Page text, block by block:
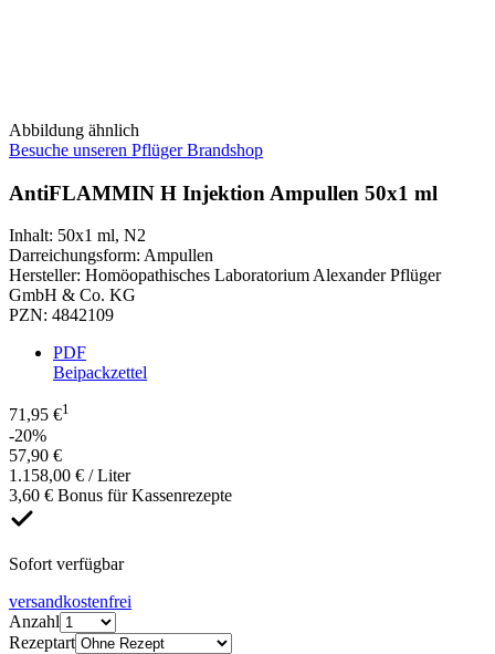
Abbildung ähnlich
Besuche unseren Pflüger Brandshop
AntiFLAMMIN H Injektion Ampullen 50x1 ml
Inhalt: 50x1 ml, N2
Darreichungsform: Ampullen
Hersteller: Homöopathisches Laboratorium Alexander Pflüger
GmbH & Co. KG
PZN: 4842109
PDF
Beipackzettel
71,95 €1
-20%
57,90 €
1.158,00 € / Liter
3,60 € Bonus für Kassenrezepte
Sofort verfügbar
versandkostenfrei
Anzahl
Rezeptart